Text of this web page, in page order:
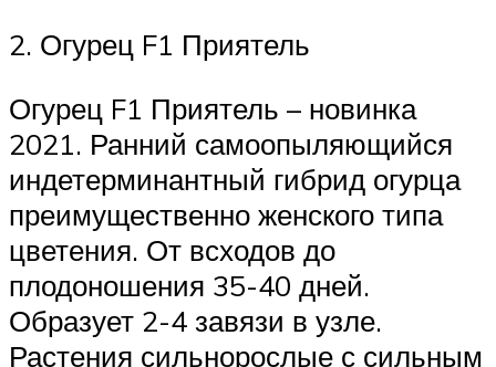
2. Огурец F1 Приятель
Огурец F1 Приятель – новинка
2021. Ранний самоопыляющийся
индетерминантный гибрид огурца
преимущественно женского типа
цветения. От всходов до
плодоношения 35-40 дней.
Образует 2-4 завязи в узле.
Растения сильнорослые с сильным